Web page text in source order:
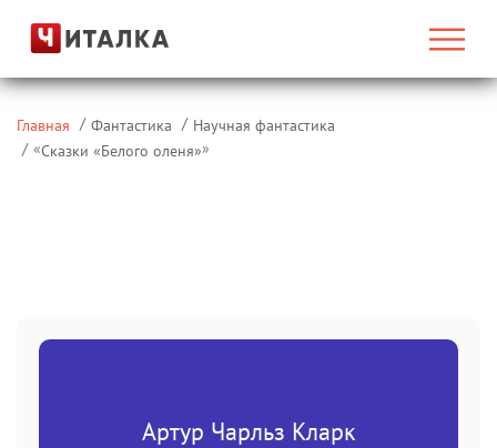
Главная Фантастика
Научная фантастика
«Сказки «Белого оленя»»
Артур Чарльз Кларк